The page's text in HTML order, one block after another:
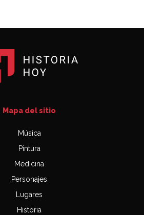
Mapa del sitio
Música
Pintura
Medicina
Personajes
Lugares
Historia